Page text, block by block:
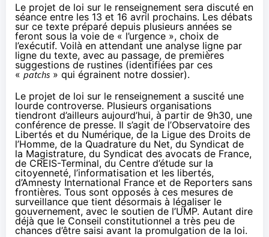
Le projet de loi sur le renseignement sera discuté en
séance entre les 13 et 16 avril prochains. Les débats
sur ce texte préparé depuis plusieurs années se
feront sous la voie de « l’urgence », choix de
l’exécutif. Voilà en attendant une analyse ligne par
ligne du texte, avec au passage, de premières
suggestions de rustines (identifiées par ces
« patchs » qui égrainent notre dossier).
Le projet de loi sur le renseignement a suscité une
lourde controverse. Plusieurs organisations
tiendront d’ailleurs aujourd’hui, à partir de 9h30, une
conférence de presse. Il s’agit de l’Observatoire des
Libertés et du Numérique, de la Ligue des Droits de
l’Homme, de la Quadrature du Net, du Syndicat de
la Magistrature, du Syndicat des avocats de France,
de CREIS-Terminal, du Centre d’étude sur la
citoyenneté, l’informatisation et les libertés,
d’Amnesty International France et de Reporters sans
frontières. Tous sont opposés à ces mesures de
surveillance que tient désormais à légaliser le
gouvernement, avec le soutien de l’UMP. Autant dire
déjà que le Conseil constitutionnel a très peu de
chances d’être saisi avant la promulgation de la loi.